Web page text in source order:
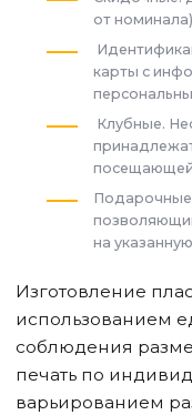
от
карты с
Клубные.
посещающей
на
Изготовление
использованием
соблюдения
печать по
варьированием